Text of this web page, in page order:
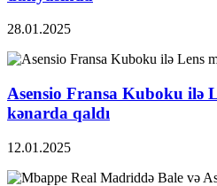
28.01.2025
Asensio Fransa Kuboku ilə
kənarda qaldı
12.01.2025